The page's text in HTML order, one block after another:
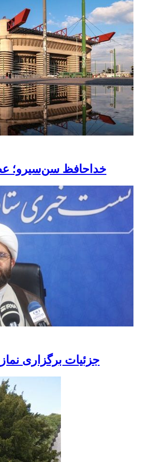
خداحافظ سن‌سیرو؛
جزئیات برگزاری